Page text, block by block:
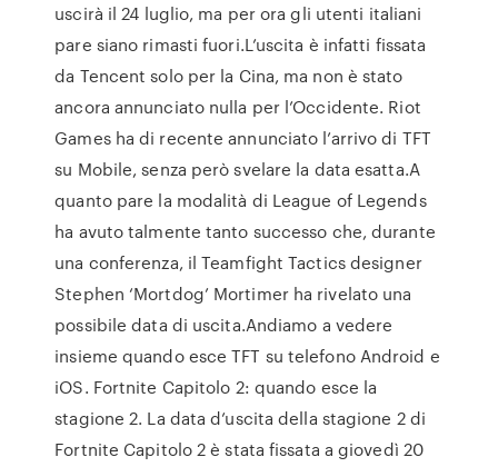
uscirà il 24 luglio, ma per ora gli utenti italiani
pare siano rimasti fuori.L’uscita è infatti fissata
da Tencent solo per la Cina, ma non è stato
ancora annunciato nulla per l’Occidente. Riot
Games ha di recente annunciato l’arrivo di TFT
su Mobile, senza però svelare la data esatta.A
quanto pare la modalità di League of Legends
ha avuto talmente tanto successo che, durante
una conferenza, il Teamfight Tactics designer
Stephen ‘Mortdog’ Mortimer ha rivelato una
possibile data di uscita.Andiamo a vedere
insieme quando esce TFT su telefono Android e
iOS. Fortnite Capitolo 2: quando esce la
stagione 2. La data d’uscita della stagione 2 di
Fortnite Capitolo 2 è stata fissata a giovedì 20